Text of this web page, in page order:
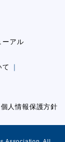
ーアル
て
個人情報保護方針